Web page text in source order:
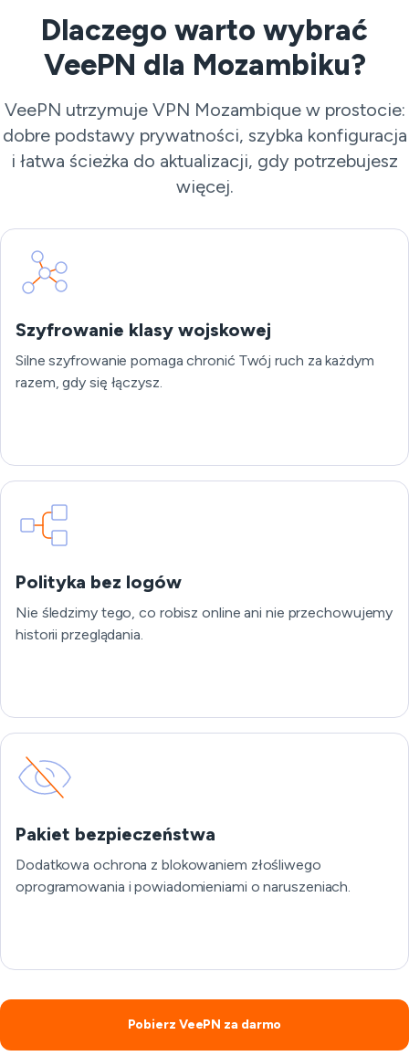
Dlaczego warto wybrać
VeePN dla Mozambiku?
VeePN utrzymuje VPN Mozambique w prostocie:
dobre podstawy prywatności, szybka konfiguracja
i łatwa ścieżka do aktualizacji, gdy potrzebujesz
więcej.
Szyfrowanie klasy wojskowej
Silne szyfrowanie pomaga chronić Twój ruch za każdym
razem, gdy się łączysz.
Polityka bez logów
Nie śledzimy tego, co robisz online ani nie przechowujemy
historii przeglądania.
Pakiet bezpieczeństwa
Dodatkowa ochrona z blokowaniem złośliwego
oprogramowania i powiadomieniami o naruszeniach.
Pobierz VeePN za darmo